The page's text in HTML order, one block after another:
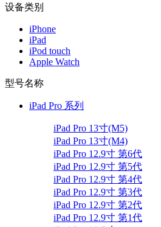
设备类别
iPhone
iPad
iPod touch
Apple Watch
型号名称
iPad Pro 系列
iPad Pro 13寸(M5)
iPad Pro 13寸(M4)
iPad Pro 12.9寸 第6代
iPad Pro 12.9寸 第5代
iPad Pro 12.9寸 第4代
iPad Pro 12.9寸 第3代
iPad Pro 12.9寸 第2代
iPad Pro 12.9寸 第1代